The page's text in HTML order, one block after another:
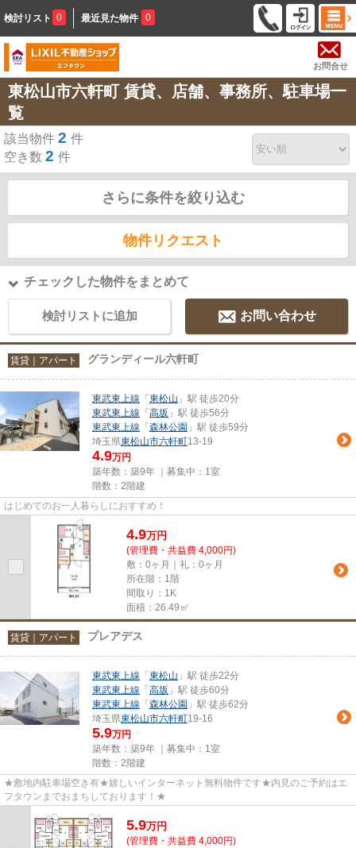
検討リスト 0 最近見た物件 0
お問合せ
東松山市六軒町 賃貸、店舗、事務所、駐車場一
覧
該当物件 2 件
空き数 2 件
さらに条件を絞り込む
物件リクエスト
チェックした物件をまとめて
検討リストに追加 お問い合わせ
賃貸｜アパート グランディール六軒町
東武東上線 「 東松山 」駅 徒歩20分
東武東上線 「 高坂 」駅 徒歩56分
東武東上線 「 森林公園 」駅 徒歩59分
埼玉県東松山市六軒町13-19
4.9万円
築年数：築9年 ｜募集中： 1室
階数：2階建
はじめてのお一人暮らしにおすすめ！
4.9万円
(管理費・共益費 4,000円)
敷：0ヶ月｜礼：0ヶ月
所在階：1階
間取り：1K
面積：26.49㎡
賃貸｜アパート プレアデス
東武東上線 「 東松山 」駅 徒歩22分
東武東上線 「 高坂 」駅 徒歩60分
東武東上線 「 森林公園 」駅 徒歩62分
埼玉県東松山市六軒町19-16
5.9万円
築年数：築9年 ｜募集中： 1室
階数：2階建
★敷地内駐車場空き有★嬉しいインターネット無料物件です★内見のご予約はエ
フタウンまでおまちしております！★
5.9万円
(管理費・共益費 4,000円)